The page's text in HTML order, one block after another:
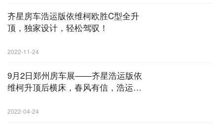
齐星房车浩运版依维柯欧胜C型全升
顶，独家设计，轻松驾驭！
2022-11-24
9月2日郑州房车展——齐星浩运版依
维柯升顶后横床，春风有信，浩运出
2022-04-24